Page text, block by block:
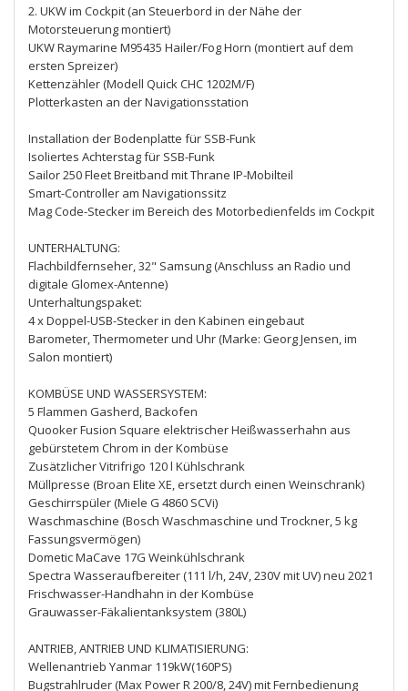
2. UKW im Cockpit (an Steuerbord in der Nähe der
Motorsteuerung montiert)
UKW Raymarine M95435 Hailer/Fog Horn (montiert auf dem
ersten Spreizer)
Kettenzähler (Modell Quick CHC 1202M/F)
Plotterkasten an der Navigationsstation
Installation der Bodenplatte für SSB-Funk
Isoliertes Achterstag für SSB-Funk
Sailor 250 Fleet Breitband mit Thrane IP-Mobilteil
Smart-Controller am Navigationssitz
Mag Code-Stecker im Bereich des Motorbedienfelds im Cockpit
UNTERHALTUNG:
Flachbildfernseher, 32" Samsung (Anschluss an Radio und
digitale Glomex-Antenne)
Unterhaltungspaket:
4 x Doppel-USB-Stecker in den Kabinen eingebaut
Barometer, Thermometer und Uhr (Marke: Georg Jensen, im
Salon montiert)
KOMBÜSE UND WASSERSYSTEM:
5 Flammen Gasherd, Backofen
Quooker Fusion Square elektrischer Heißwasserhahn aus
gebürstetem Chrom in der Kombüse
Zusätzlicher Vitrifrigo 120 l Kühlschrank
Müllpresse (Broan Elite XE, ersetzt durch einen Weinschrank)
Geschirrspüler (Miele G 4860 SCVi)
Waschmaschine (Bosch Waschmaschine und Trockner, 5 kg
Fassungsvermögen)
Dometic MaCave 17G Weinkühlschrank
Spectra Wasseraufbereiter (111 l/h, 24V, 230V mit UV) neu 2021
Frischwasser-Handhahn in der Kombüse
Grauwasser-Fäkalientanksystem (380L)
ANTRIEB, ANTRIEB UND KLIMATISIERUNG:
Wellenantrieb Yanmar 119kW(160PS)
Bugstrahlruder (Max Power R 200/8, 24V) mit Fernbedienung